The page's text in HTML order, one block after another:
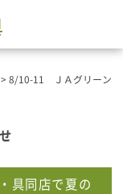
> 8/10-11 ＪＡグリーン
具同店で夏の